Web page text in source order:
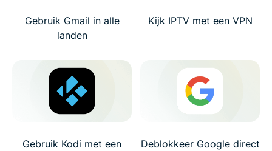
Gebruik Gmail in alle
landen
Kijk IPTV met een VPN
Gebruik Kodi met een
Deblokkeer Google direct